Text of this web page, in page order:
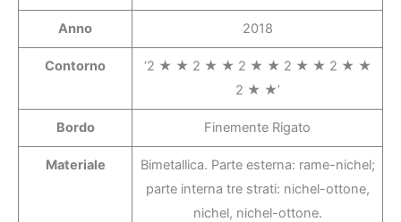
Anno 2018
Contorno
‘2 ★ ★ 2 ★ ★ 2 ★ ★ 2 ★ ★ 2 ★ ★
2 ★ ★’
Bordo Finemente Rigato
Materiale
Bimetallica. Parte esterna: rame-nichel;
parte interna tre strati: nichel-ottone,
nichel, nichel-ottone.